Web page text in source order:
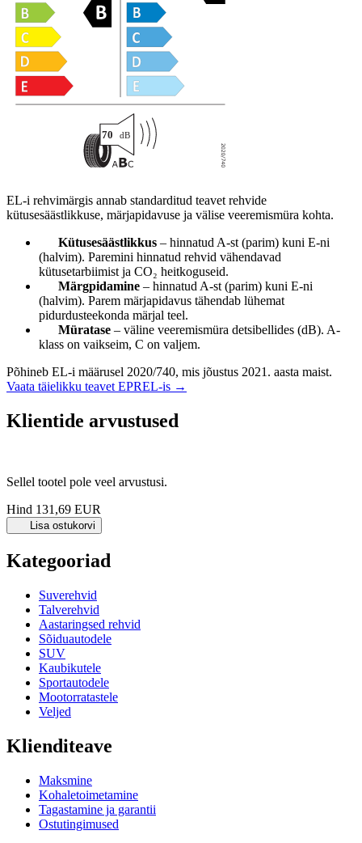
EL-i rehvimärgis annab standarditud teavet rehvide
kütusesäästlikkuse, märjapidavuse ja välise veeremismüra kohta.
Kütusesäästlikkus – hinnatud A-st (parim) kuni E-ni
(halvim). Paremini hinnatud rehvid vähendavad
kütusetarbiimist ja CO₂ heitkoguseid.
Märgpidamine – hinnatud A-st (parim) kuni E-ni
(halvim). Parem märjapidavus tähendab lühemat
pidurdusteekonda märjal teel.
Müratase – väline veeremismüra detsibellides (dB). A-
klass on vaikseim, C on valjem.
Põhineb EL-i määrusel 2020/740, mis jõustus 2021. aasta maist.
Vaata täielikku teavet EPREL-is →
Klientide arvustused
Sellel tootel pole veel arvustusi.
Hind 131,69 EUR
Lisa ostukorvi
Kategooriad
Suverehvid
Talverehvid
Aastaringsed rehvid
Sõiduautodele
SUV
Kaubikutele
Sportautodele
Mootorratastele
Veljed
Klienditeave
Maksmine
Kohaletoimetamine
Tagastamine ja garantii
Ostutingimused